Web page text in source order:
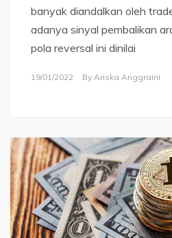
banyak diandalkan oleh
adanya sinyal pembalikan
pola reversal ini dinilai
19/01/2022 By Ariska Anggraini